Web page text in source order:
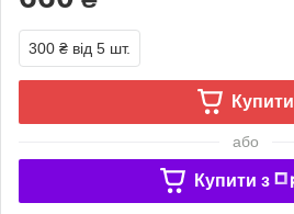
300 ₴ від 5 шт.
Купити
або
Купити з